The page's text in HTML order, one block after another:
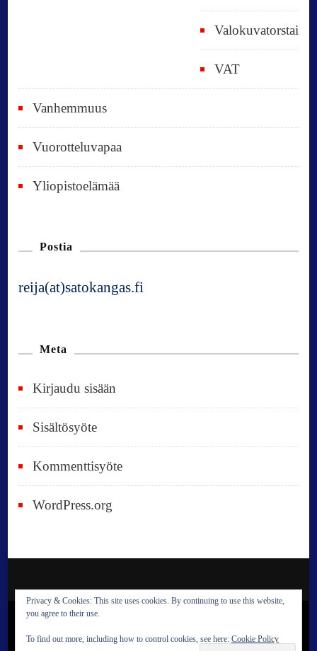
Valokuvatorstai
VAT
Vanhemmuus
Vuorotteluvapaa
Yliopistoelämää
Postia
reija(at)satokangas.fi
Meta
Kirjaudu sisään
Sisältösyöte
Kommenttisyöte
WordPress.org
Privacy & Cookies: This site uses cookies. By continuing to use this website,
you agree to their use.
To find out more, including how to control cookies, see here: Cookie Policy